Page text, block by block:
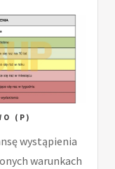
(P)
wystąpienia
warunkach